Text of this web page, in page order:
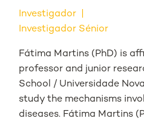
Investigador
Investigador Sénior
Fátima Martins (PhD) is
professor and junior
School / Universidade
study the mechanisms
diseases. Fátima Martins